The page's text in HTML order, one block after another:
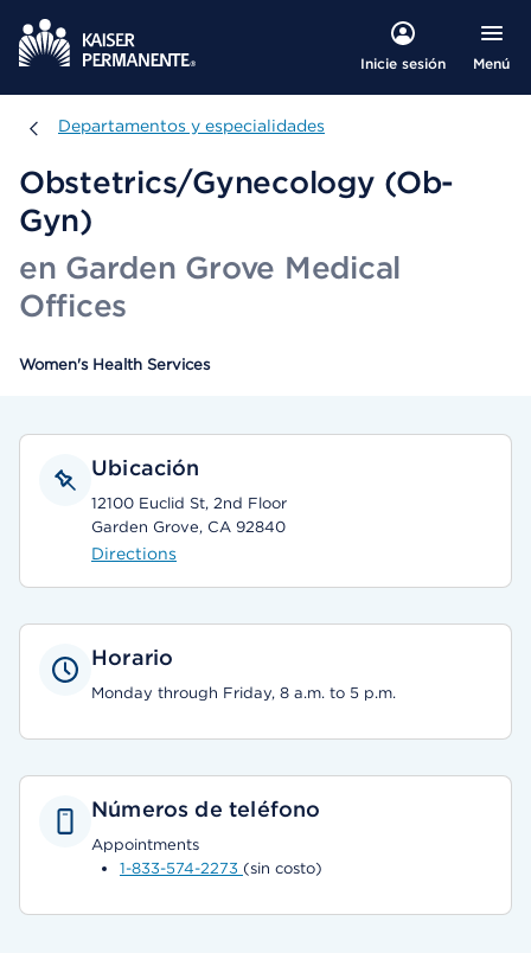
Inicie sesión Menú
Departamentos y especialidades
Departamentos y especialidades
Obstetrics/Gynecology (Ob-
Gyn)
en Garden Grove Medical
Offices
Women's Health Services
Ubicación
12100 Euclid St, 2nd Floor
Garden Grove, CA 92840
Directions
Horario
Monday through Friday, 8 a.m. to 5 p.m.
Números de teléfono
Appointments
1-833-574-2273 (sin costo)